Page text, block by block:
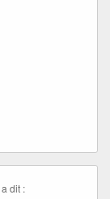
a dit :